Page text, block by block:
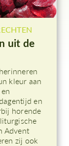
uit de
kleur aan
en
horende
Advent
zij ook